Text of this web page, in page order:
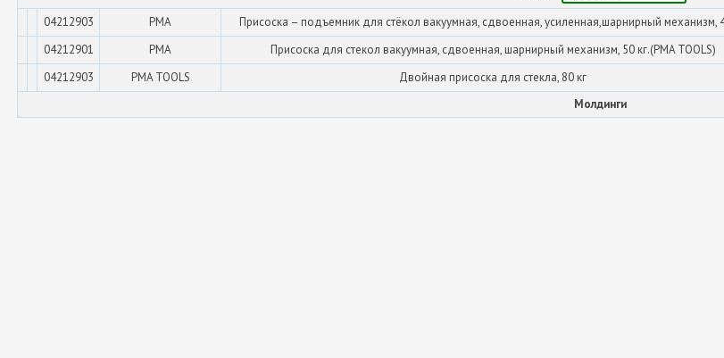
04212903 PMA Присоска – подъемник для стёкол вакуумная, сдвоенная, усиленная,шарнирный механизм,
04212901 PMA Присоска для стекол вакуумная, сдвоенная, шарнирный механизм, 50 кг.(PMA TOOLS)
04212903 PMA TOOLS Двойная присоска для стекла, 80 кг
Молдинги